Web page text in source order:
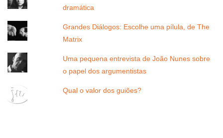
dramática
Grandes Diálogos: Escolhe uma pílula, de The
Matrix
Uma pequena entrevista de João Nunes sobre
o papel dos argumentistas
Qual o valor dos guiões?